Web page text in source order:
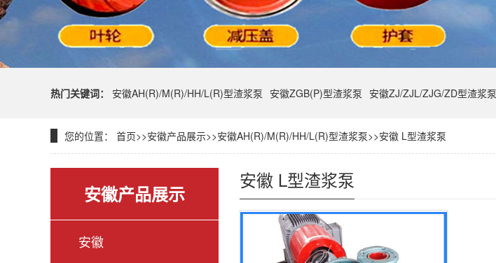
热门关键词： 安徽AH(R)/M(R)/HH/L(R)型渣浆泵 安徽ZGB(P)型渣浆泵 安徽ZJ/ZJL/ZJG/ZD型渣浆泵
您的位置： 首页>>安徽产品展示>>安徽AH(R)/M(R)/HH/L(R)型渣浆泵>>安徽 L型渣浆泵
安徽产品展示
安徽
安徽 L型渣浆泵